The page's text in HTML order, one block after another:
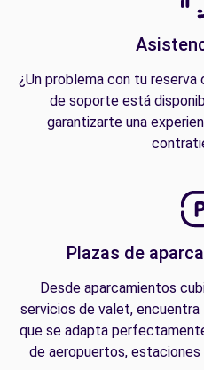
¿Un problema con tu
de soporte está
garantizarte una
Plazas de
Desde aparcamientos
servicios de valet,
que se adapta
de aeropuertos,